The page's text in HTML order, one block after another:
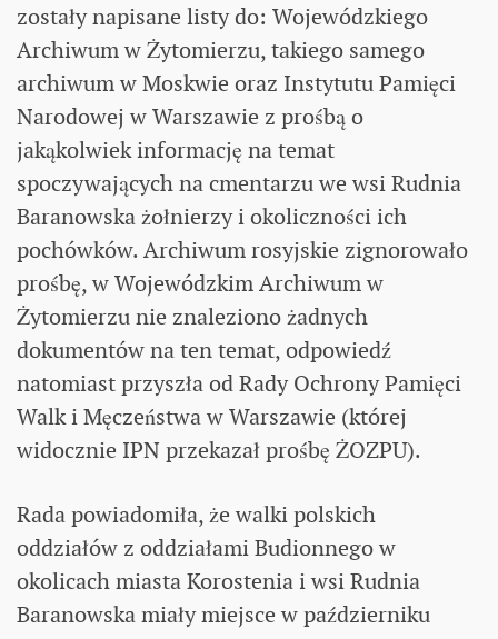
zostały napisane listy do: Wojewódzkiego
Archiwum w Żytomierzu, takiego samego
archiwum w Moskwie oraz Instytutu Pamięci
Narodowej w Warszawie z prośbą o
jakąkolwiek informację na temat
spoczywających na cmentarzu we wsi Rudnia
Baranowska żołnierzy i okoliczności ich
pochówków. Archiwum rosyjskie zignorowało
prośbę, w Wojewódzkim Archiwum w
Żytomierzu nie znaleziono żadnych
dokumentów na ten temat, odpowiedź
natomiast przyszła od Rady Ochrony Pamięci
Walk i Męczeństwa w Warszawie (której
widocznie IPN przekazał prośbę ŻOZPU).
Rada powiadomiła, że walki polskich
oddziałów z oddziałami Budionnego w
okolicach miasta Korostenia i wsi Rudnia
Baranowska miały miejsce w październiku